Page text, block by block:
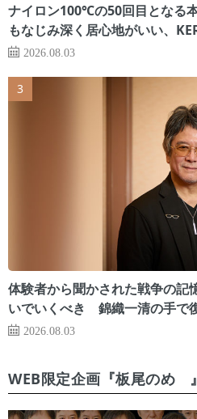
ナイロン100℃の50回目となる
もなじみ深く居心地がいい、
2026.08.03
体験者から聞かされた戦争の記
いでいくべき 錦織一清の手で
2026.08.03
WEB限定企画『板尾のめ゙